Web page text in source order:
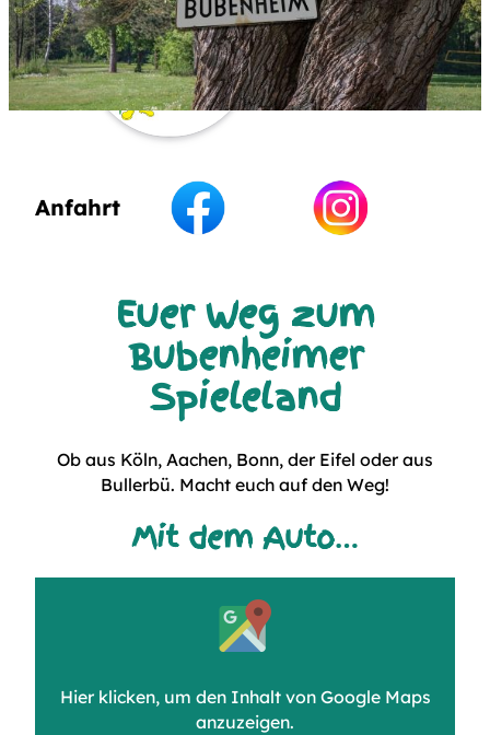
Anfahrt
Euer Weg zum
Bubenheimer
Spieleland
Ob aus Köln, Aachen, Bonn, der Eifel oder aus
Bullerbü. Macht euch auf den Weg!
Mit dem Auto…
anzeigen
Hier klicken, um den Inhalt von Google Maps
anzuzeigen.